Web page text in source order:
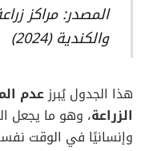
المصدر: مراكز
والكندية (2024)
هذا الجدول يُبرزعدم
الزراعة
وإنسانيًا في الوقت